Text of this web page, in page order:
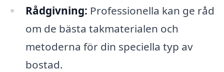
Rådgivning: Professionella kan ge råd
om de bästa takmaterialen och
metoderna för din speciella typ av
bostad.